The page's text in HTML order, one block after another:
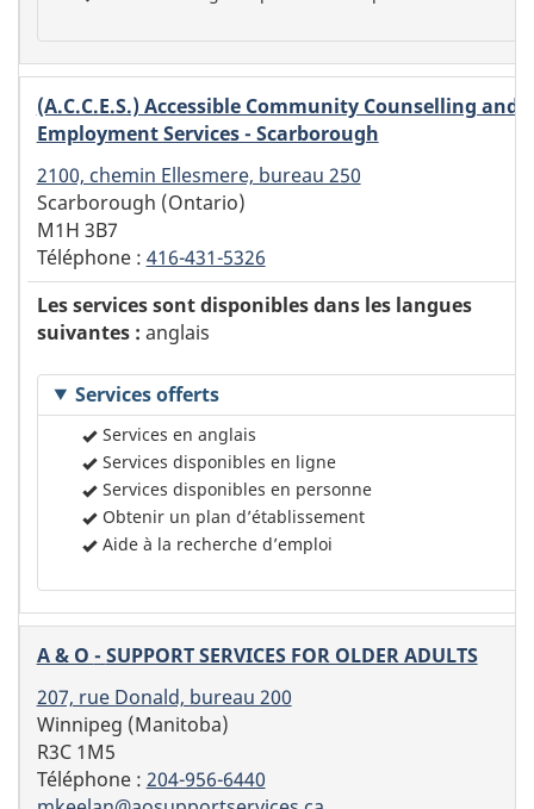
(A.C.C.E.S.) Accessible Community Counselling and
Employment Services - Scarborough
2100, chemin Ellesmere, bureau 250
Scarborough (Ontario)
M1H 3B7
Téléphone : 416-431-5326
Les services sont disponibles dans les langues
suivantes : anglais
Services offerts
Services en anglais
Services disponibles en ligne
Services disponibles en personne
Obtenir un plan d’établissement
Aide à la recherche d’emploi
A & O - SUPPORT SERVICES FOR OLDER ADULTS
207, rue Donald, bureau 200
Winnipeg (Manitoba)
R3C 1M5
Téléphone : 204-956-6440